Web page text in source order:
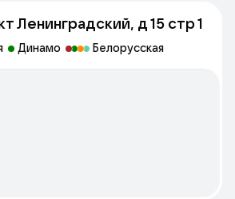
Ленинградский, д 15 стр 1
Динамо Белорусская